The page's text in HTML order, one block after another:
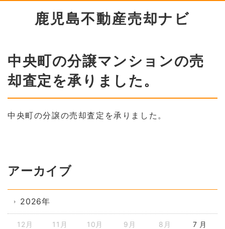
鹿児島不動産売却ナビ
中央町の分譲マンションの売
却査定を承りました。
中央町の分譲の売却査定を承りました。
アーカイブ
2026年
12月 11月 10月 9月 8月 7 月